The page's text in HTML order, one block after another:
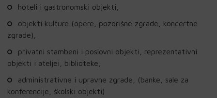
hoteli i gastronomski objekti,
objekti kulture (opere, pozorišne zgrade, koncertne
zgrade),
privatni stambeni i poslovni objekti, reprezentativni
objekti i ateljei, biblioteke,
administrativne i upravne zgrade, (banke, sale za
konferencije, školski objekti)